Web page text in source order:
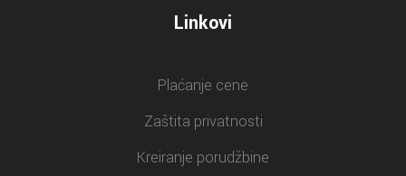
Linkovi
Plaćanje cene
Zaštita privatnosti
Kreiranje porudžbine